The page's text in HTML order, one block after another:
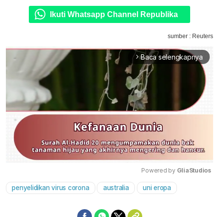
Ikuti Whatsapp Channel Republika
sumber : Reuters
arrow_forward_ios Baca selengkapnya
Powered by GliaStudios
penyelidikan virus corona australia uni eropa